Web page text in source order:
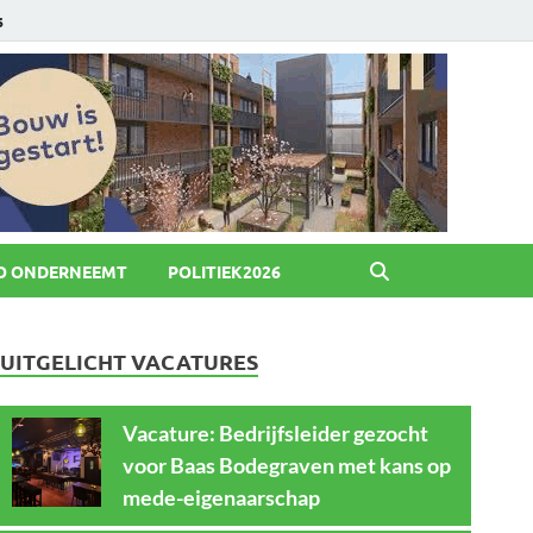
ONDERNEEMT POLITIEK2026
UITGELICHT VACATURES
Vacature: Bedrijfsleider gezocht
voor Baas Bodegraven met kans op
mede-eigenaarschap